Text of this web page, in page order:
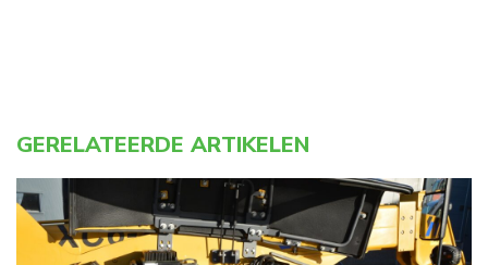
GERELATEERDE ARTIKELEN